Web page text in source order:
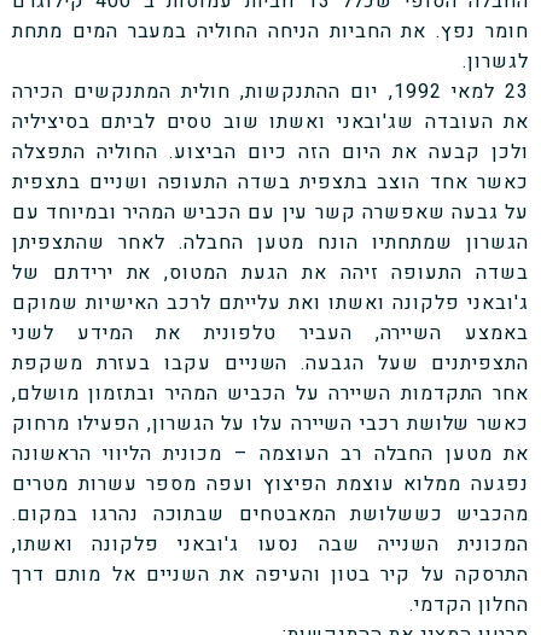
חומר נפץ. את החביות הניחה החוליה במעבר המים מתחת
לגשרון.
23 למאי 1992, יום ההתנקשות, חולית המתנקשים הכירה
את העובדה שג'ובאני ואשתו שוב טסים לביתם בסיציליה
ולכן קבעה את היום הזה כיום הביצוע. החוליה התפצלה
כאשר אחד הוצב בתצפית בשדה התעופה ושניים בתצפית
על גבעה שאפשרה קשר עין עם הכביש המהיר ובמיוחד עם
הגשרון שמתחתיו הונח מטען החבלה. לאחר שהתצפיתן
בשדה התעופה זיהה את הגעת המטוס, את ירידתם של
ג'ובאני פלקונה ואשתו ואת עלייתם לרכב האישיות שמוקם
באמצע השיירה, העביר טלפונית את המידע לשני
התצפיתנים שעל הגבעה. השניים עקבו בעזרת משקפת
אחר התקדמות השיירה על הכביש המהיר ובתזמון מושלם,
כאשר שלושת רכבי השיירה עלו על הגשרון, הפעילו מרחוק
את מטען החבלה רב העוצמה – מכונית הליווי הראשונה
נפגעה ממלוא עוצמת הפיצוץ ועפה מספר עשרות מטרים
מהכביש כששלושת המאבטחים שבתוכה נהרגו במקום.
המכונית השנייה שבה נסעו ג'ובאני פלקונה ואשתו,
התרסקה על קיר בטון והעיפה את השניים אל מותם דרך
החלון הקדמי.